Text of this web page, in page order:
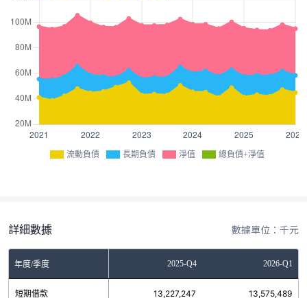
流動負債 長期負債 淨值 總負債+淨值
詳細數據 數據單位：千元
年度/季度 2025-Q4 2026-Q1
短期借款 13,227,247 13,575,489